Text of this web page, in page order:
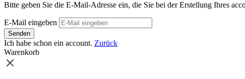
Bitte geben Sie die E-Mail-Adresse ein, die Sie bei der Erstellung Ihres
E-Mail eingeben
Senden
Ich habe schon ein account. Zurück
Warenkorb